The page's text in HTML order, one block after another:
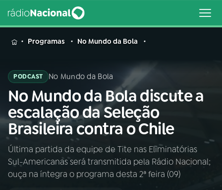
MENU
Buscar
na
Rádio
Nacional
Buscar
AO VIVO
INÍCIO
Programas No Mundo da Bola
PODCAST No Mundo da Bola
No Mundo da Bola discute a
escalação da Seleção
Brasileira contra o Chile
Última partida da equipe de Tite nas Eliminatórias
Sul-Americanas será transmitida pela Rádio Nacional;
ouça na íntegra o programa desta 2ª feira (09)